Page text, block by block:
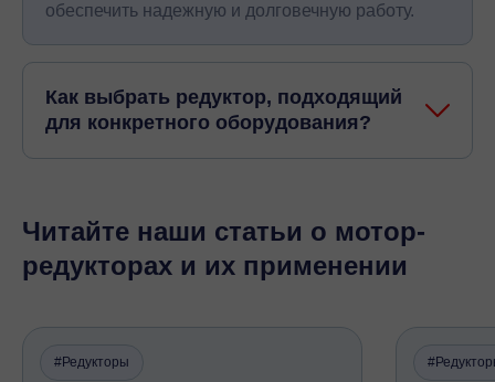
обеспечить надежную и долговечную работу.
Как выбрать редуктор, подходящий
для конкретного оборудования?
Читайте наши статьи о мотор-
редукторах и их применении
#Редукторы